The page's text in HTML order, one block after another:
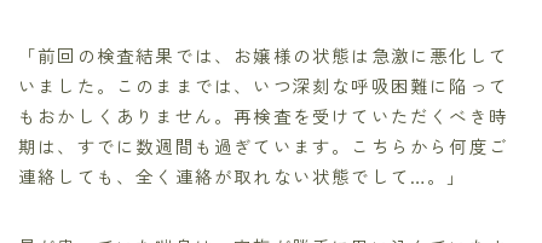
「前回の検査結果では、お嬢様の状態は急激に悪化して
いました。このままでは、いつ深刻な呼吸困難に陥って
もおかしくありません。再検査を受けていただくべき時
期は、すでに数週間も過ぎています。こちらから何度ご
連絡しても、全く連絡が取れない状態でして…。」